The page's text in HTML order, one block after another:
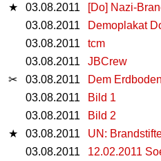
★ 03.08.2011
[Do] Nazi-
03.08.2011
Demoplakat
03.08.2011
tcm
03.08.2011
JBCrew
✂ 03.08.2011
Dem
03.08.2011
Bild 1
03.08.2011
Bild 2
★ 03.08.2011
UN:
03.08.2011
12.02.2011